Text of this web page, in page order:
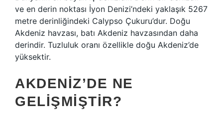
ve en derin noktası İyon Denizi’ndeki yaklaşık 5267
metre derinliğindeki Calypso Çukuru’dur. Doğu
Akdeniz havzası, batı Akdeniz havzasından daha
derindir. Tuzluluk oranı özellikle doğu Akdeniz’de
yüksektir.
AKDENIZ’DE NE
GELIŞMIŞTIR?